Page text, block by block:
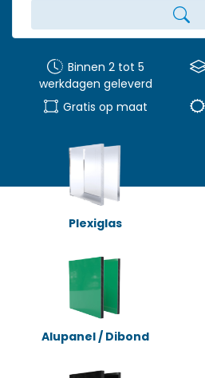
Accessoires
Binnen 2 tot 5
werkdagen geleverd
Gratis op maat
Plexiglas
Alupanel / Dibond